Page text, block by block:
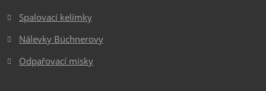
Spalovací kelímky
Nálevky Büchnerovy
Odpařovací misky